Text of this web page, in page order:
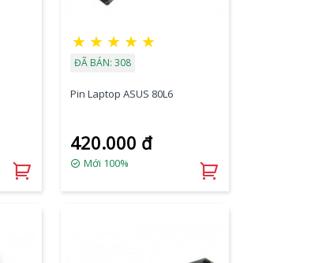
★ ★ ★ ★ ★
ĐÃ BÁN: 308
Pin Laptop ASUS 80L6
420.000 đ
Mới 100%